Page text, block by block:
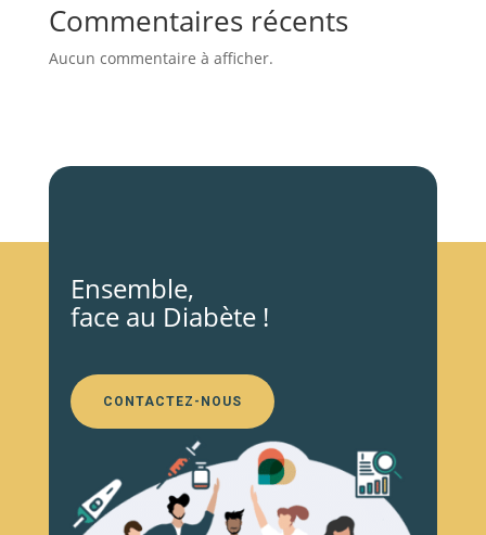
Commentaires récents
Aucun commentaire à afficher.
Ensemble,
face au Diabète !
CONTACTEZ-NOUS